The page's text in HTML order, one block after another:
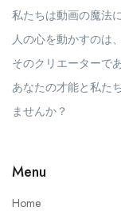
私たちは動画の魔法
人の心を動かすのは
そのクリエーターで
あなたの才能と私た
ませんか？
Menu
Home